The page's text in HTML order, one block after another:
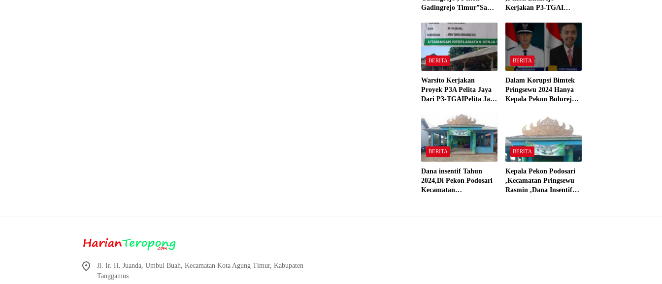
Gadingrejo Timur”Saya
Bakar Kantor Camat
Gadingrejo Tahun 2000″
Kerjakan P3-TGAI
Spesifikasinya
BERITA
Warsito Kerjakan
Proyek P3A Pelita Jaya
Dari P3-TGAIPelita Jaya
“Semua Material Sesuai
Standar”
BERITA
Dalam Korupsi Bimtek
Pringsewu 2024 Hanya
Kepala Pekon Bulurejo
dan Dana Insentif Pekon
BERITA
Dana insentif Tahun
2024,Di Pekon Podosari
Kecamatan
RAP
BERITA
Kepala Pekon Podosari
,Kecamatan Pringsewu
Rasmin ,Dana Insentif
Proyektor
Jl. Ir. H. Juanda, Umbul Buah, Kecamatan Kota Agung Timur, Kabupaten
Tanggamus